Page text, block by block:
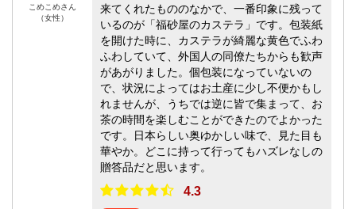
こめこめさん
（女性）
来てくれたもののなかで、一番印象に残って
いるのが「福砂屋のカステラ」です。包装紙
を開けた時に、カステラが綺麗な黄色でふわ
ふわしていて、外国人の同僚たちからも歓声
があがりました。個包装になっていないの
で、状況によってはお土産に少し不便かもし
れませんが、うちでは逆に皆で集まって、お
茶の時間を楽しむことができたのでよかった
です。日本らしい奥ゆかしい味で、見た目も
華やか。どこに持って行ってもハズレなしの
贈答品だと思います。
4.3